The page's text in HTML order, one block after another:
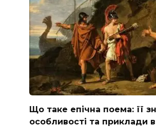
Що таке епічна поема: її
особливості та приклади в